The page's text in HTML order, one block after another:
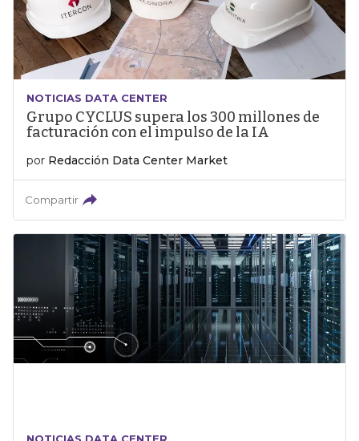
NOTICIAS DATA CENTER
Grupo CYCLUS supera los 300 millones de
facturación con el impulso de la IA
por Redacción Data Center Market
Compartir